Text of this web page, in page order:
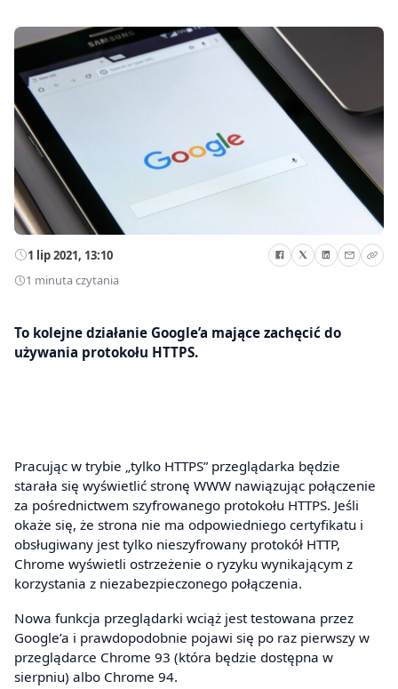
1 lip 2021, 13:10
1 minuta czytania
To kolejne działanie Google’a mające zachęcić do
używania protokołu HTTPS.
Pracując w trybie „tylko HTTPS” przeglądarka będzie
starała się wyświetlić stronę WWW nawiązując połączenie
za pośrednictwem szyfrowanego protokołu HTTPS. Jeśli
okaże się, że strona nie ma odpowiedniego certyfikatu i
obsługiwany jest tylko nieszyfrowany protokół HTTP,
Chrome wyświetli ostrzeżenie o ryzyku wynikającym z
korzystania z niezabezpieczonego połączenia.
Nowa funkcja przeglądarki wciąż jest testowana przez
Google’a i prawdopodobnie pojawi się po raz pierwszy w
przeglądarce Chrome 93 (która będzie dostępna w
sierpniu) albo Chrome 94.